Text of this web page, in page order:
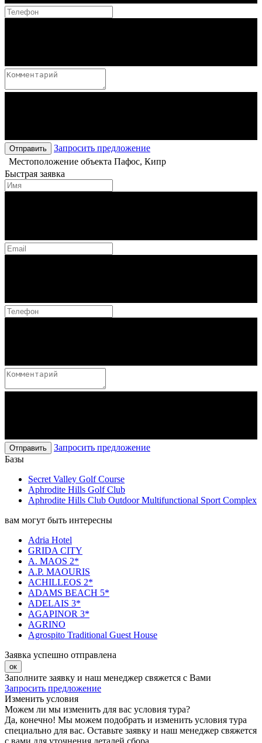
Отправить
Запросить предложение
Местоположение объекта Пафос, Кипр
Быстрая заявка
Отправить
Запросить предложение
Базы
Secret Valley Golf Course
Aphrodite Hills Golf Club
Aphrodite Hills Club Outdoor Multifunctional Sport Complex
вам могут быть интересны
Adria Hotel
GRIDA CITY
A. MAOS 2*
A.P. MAOURIS
ACHILLEOS 2*
ADAMS BEACH 5*
ADELAIS 3*
AGAPINOR 3*
AGRINO
Agrospito Traditional Guest House
Заявка успешно отправлена
ок
Заполните заявку и наш менеджер свяжется с Вами
Запросить предложение
Изменить условия
Можем ли мы изменить для вас условия тура?
Да, конечно! Мы можем подобрать и изменить условия тура
специально для вас. Оставьте заявку и наш менеджер свяжется